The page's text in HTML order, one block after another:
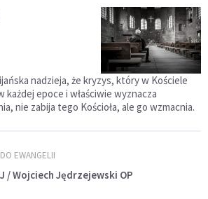
nadzieja, że kryzys, który w Kościele
każdej epoce i właściwie wyznacza
nie zabija tego Kościoła, ale go wzmacnia.
EWANGELII
/ Wojciech Jędrzejewski OP